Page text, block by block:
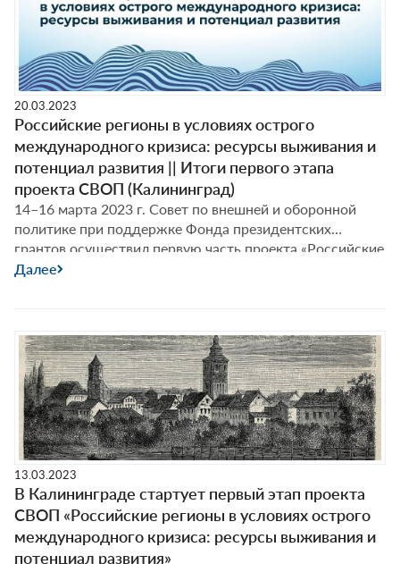
(г. Калининград). Ниже публикуем…Экспертный
рамках
проекта
«Российские
регионы
в
острого
международного
кризиса:
развития»
||
Итоги
20.03.2023
Российские регионы в условиях острого
международного кризиса: ресурсы выживания и
потенциал развития || Итоги первого этапа
проекта СВОП (Калининград)
14–16 марта 2023 г. Совет по внешней и оборонной
политике при поддержке Фонда президентских
грантов осуществил первую часть проекта «Российские
регионы в условиях острого международного кризиса:
порталом «RuBaltic.Ru» (г. Калининград).
Далее
13.03.2023
В Калининграде стартует первый этап проекта
СВОП «Российские регионы в условиях острого
международного кризиса: ресурсы выживания и
потенциал развития»